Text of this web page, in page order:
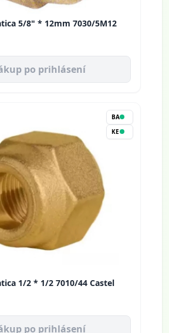
5/8" * 12mm 7030/5M12
po prihlásení
BA
KE
Prievlačná matica 1/2 * 1/2 7010/44 Castel
po prihlásení